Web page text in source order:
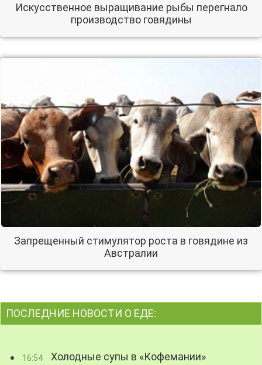
Искусственное выращивание рыбы перегнало
производство говядины
Запрещенный стимулятор роста в говядине из
Австралии
ПОСЛЕДНИЕ НОВОСТИ О ЕДЕ:
16:54 Холодные супы в «Кофемании»